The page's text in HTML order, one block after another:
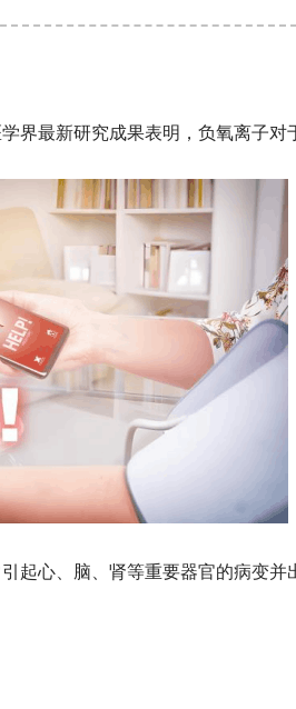
最新研究成果表明，负氧离子对
心、脑、肾等重要器官的病变并